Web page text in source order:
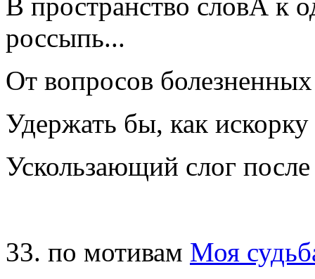
В пространство словА к
россыпь...
От вопросов
Удержать бы, как
Ускользающий слог
33. по мотивам Моя